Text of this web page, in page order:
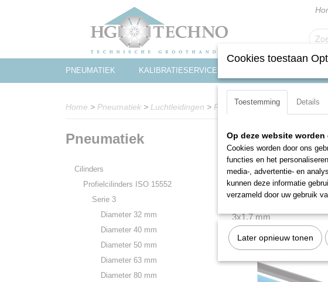
PNEUMATIEK KALIBRATIESERVICE
Home > Pneumatiek > Luchtleidingen > Pa-luchtleiding
Pneumatiek
Cilinders
Profielcilinders ISO 15552
Serie 3
Diameter 32 mm
Diameter 40 mm
Diameter 50 mm
Diameter 63 mm
Diameter 80 mm
3x1,7 mm
Cookies toestaan
Toestemming Details
Op deze website
Cookies worden door ons
functies en het
media-, advertentie- en
kunnen deze informatie
verzameld door uw gebruik
Later opnieuw tonen